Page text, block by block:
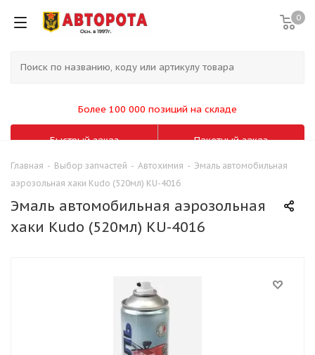
0
Более 100 000 позиций на складе
Быстрый заказ Пакетный заказ
Главная - Выбор запчастей - Автохимия - Эмаль автомобильная
аэрозольная хаки Kudo (520мл) KU-4016
Эмаль автомобильная аэрозольная
хаки Kudo (520мл) KU-4016